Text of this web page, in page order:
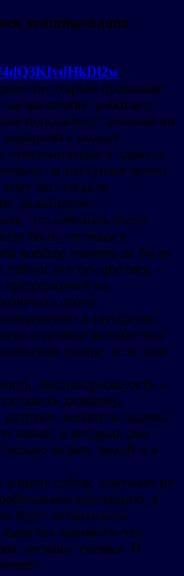
доминирования
4dQ3KIvdHkDl2w
по старым правилам:
на масштабы, работают
используют технологии
в пользу
сдвига»
ли наступает конец
рассуждали
дизайнеров».
что начинать было
быть готовым к
вообще никому не были
все по-другому, –
предложений на
своей
и интересно
огромное количество
проще, если они
индивидуальность –
дизайнер
делаются годами,
в которых она
ходить зимой и в
клиент сейчас покупает не
коллекцию, я
будет испытывать
мы зашиваем это
музыки, съемки. И